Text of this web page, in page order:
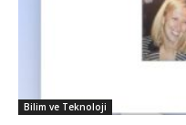
Bilim ve Teknoloji